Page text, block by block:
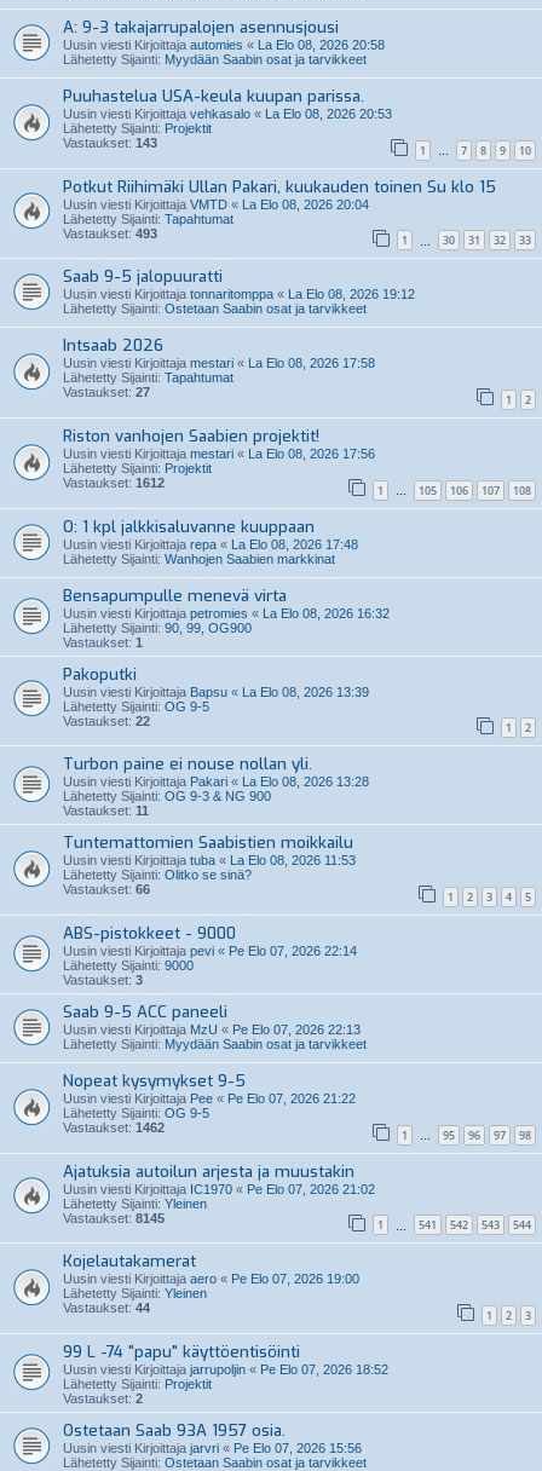
A: 9-3 takajarrupalojen asennusjousi
Uusin viesti Kirjoittaja automies « La Elo 08, 2026 20:58
Lähetetty Sijainti: Myydään Saabin osat ja tarvikkeet
Puuhastelua USA-keula kuupan parissa.
Uusin viesti Kirjoittaja vehkasalo « La Elo 08, 2026 20:53
Lähetetty Sijainti: Projektit
Vastaukset: 143 1 … 7 8 9 10
Potkut Riihimäki Ullan Pakari, kuukauden toinen Su klo 15
Uusin viesti Kirjoittaja VMTD « La Elo 08, 2026 20:04
Lähetetty Sijainti: Tapahtumat
Vastaukset: 493 1 30 31 32 33
Saab 9-5 jalopuuratti
Uusin viesti Kirjoittaja tonnaritomppa «
La Elo 08, 2026 19:12
Lähetetty Sijainti: Ostetaan Saabin osat ja tarvikkeet
Intsaab 2026
Uusin viesti Kirjoittaja mestari «
La Elo 08, 2026 17:58
Lähetetty Sijainti: Tapahtumat
Vastaukset: 27 1 2
Riston vanhojen Saabien projektit!
Uusin viesti Kirjoittaja mestari « La Elo 08, 2026 17:56
Lähetetty Sijainti: Projektit
Vastaukset: 1612 1 … 105 106 107 108
O: 1 kpl jalkkisaluvanne kuuppaan
Uusin viesti Kirjoittaja repa « La Elo 08, 2026 17:48
Lähetetty Sijainti: Wanhojen Saabien markkinat
Bensapumpulle menevä virta
Uusin viesti Kirjoittaja petromies « La Elo 08, 2026 16:32
Lähetetty Sijainti: 90, 99, OG900
Vastaukset: 1
Pakoputki
Uusin viesti Kirjoittaja Bapsu « La Elo 08, 2026 13:39
Lähetetty Sijainti: OG 9-5
Vastaukset: 22 1 2
Turbon paine ei nouse nollan yli.
Uusin viesti Kirjoittaja Pakari «
La Elo 08, 2026 13:28
Lähetetty Sijainti: OG 9-3 & NG 900
Vastaukset: 11
Tuntemattomien Saabistien moikkailu
Uusin viesti Kirjoittaja tuba «
La Elo 08, 2026 11:53
Lähetetty Sijainti: Olitko se sinä?
Vastaukset: 66 1 2 3 4 5
ABS-pistokkeet - 9000
Uusin viesti Kirjoittaja pevi « Pe Elo 07, 2026 22:14
Lähetetty Sijainti: 9000
Vastaukset: 3
Saab 9-5 ACC paneeli
Uusin viesti Kirjoittaja MzU « Pe Elo 07, 2026 22:13
Lähetetty Sijainti: Myydään Saabin osat ja tarvikkeet
Nopeat kysymykset 9-5
Uusin viesti Kirjoittaja Pee « Pe Elo 07, 2026 21:22
Lähetetty Sijainti: OG 9-5
Vastaukset: 1462 1 … 95 96 97 98
Ajatuksia autoilun arjesta ja muustakin
Uusin viesti Kirjoittaja IC1970 « Pe Elo 07, 2026 21:02
Lähetetty Sijainti: Yleinen
Vastaukset: 8145 1 541 542 543 544
Kojelautakamerat
Uusin viesti Kirjoittaja aero « Pe Elo 07, 2026 19:00
Lähetetty Sijainti: Yleinen
Vastaukset: 44 1 2 3
99 L -74 "papu" käyttöentisöinti
Uusin viesti Kirjoittaja jarrupoljin « Pe Elo 07, 2026 18:52
Lähetetty Sijainti: Projektit
Vastaukset: 2
Ostetaan Saab 93A 1957 osia.
Uusin viesti Kirjoittaja jarvri « Pe Elo 07, 2026 15:56
Lähetetty Sijainti: Ostetaan Saabin osat ja tarvikkeet